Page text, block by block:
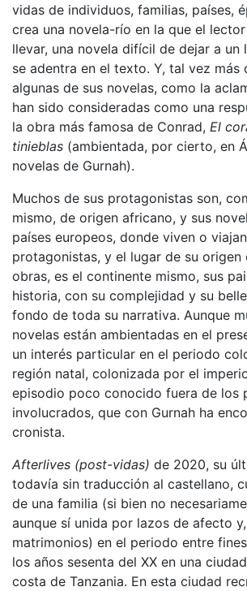
vidas de individuos, familias, países,
crea una novela-río en la que el
llevar, una novela difícil de dejar a un
se adentra en el texto. Y, tal vez más
algunas de sus novelas, como la
han sido consideradas como una
la obra más famosa de Conrad, El
tinieblas (ambientada, por cierto, en
novelas de Gurnah).
Muchos de sus protagonistas son,
mismo, de origen africano, y sus
países europeos, donde viven o
protagonistas, y el lugar de su origen
obras, es el continente mismo, sus
historia, con su complejidad y su
fondo de toda su narrativa. Aunque
novelas están ambientadas en el
un interés particular en el periodo
región natal, colonizada por el
episodio poco conocido fuera de los
involucrados, que con Gurnah ha
cronista.
Afterlives (post-vidas) de 2020, su
todavía sin traducción al castellano,
de una familia (si bien no
aunque sí unida por lazos de afecto
matrimonios) en el periodo entre
los años sesenta del XX en una
costa de Tanzania. En esta ciudad